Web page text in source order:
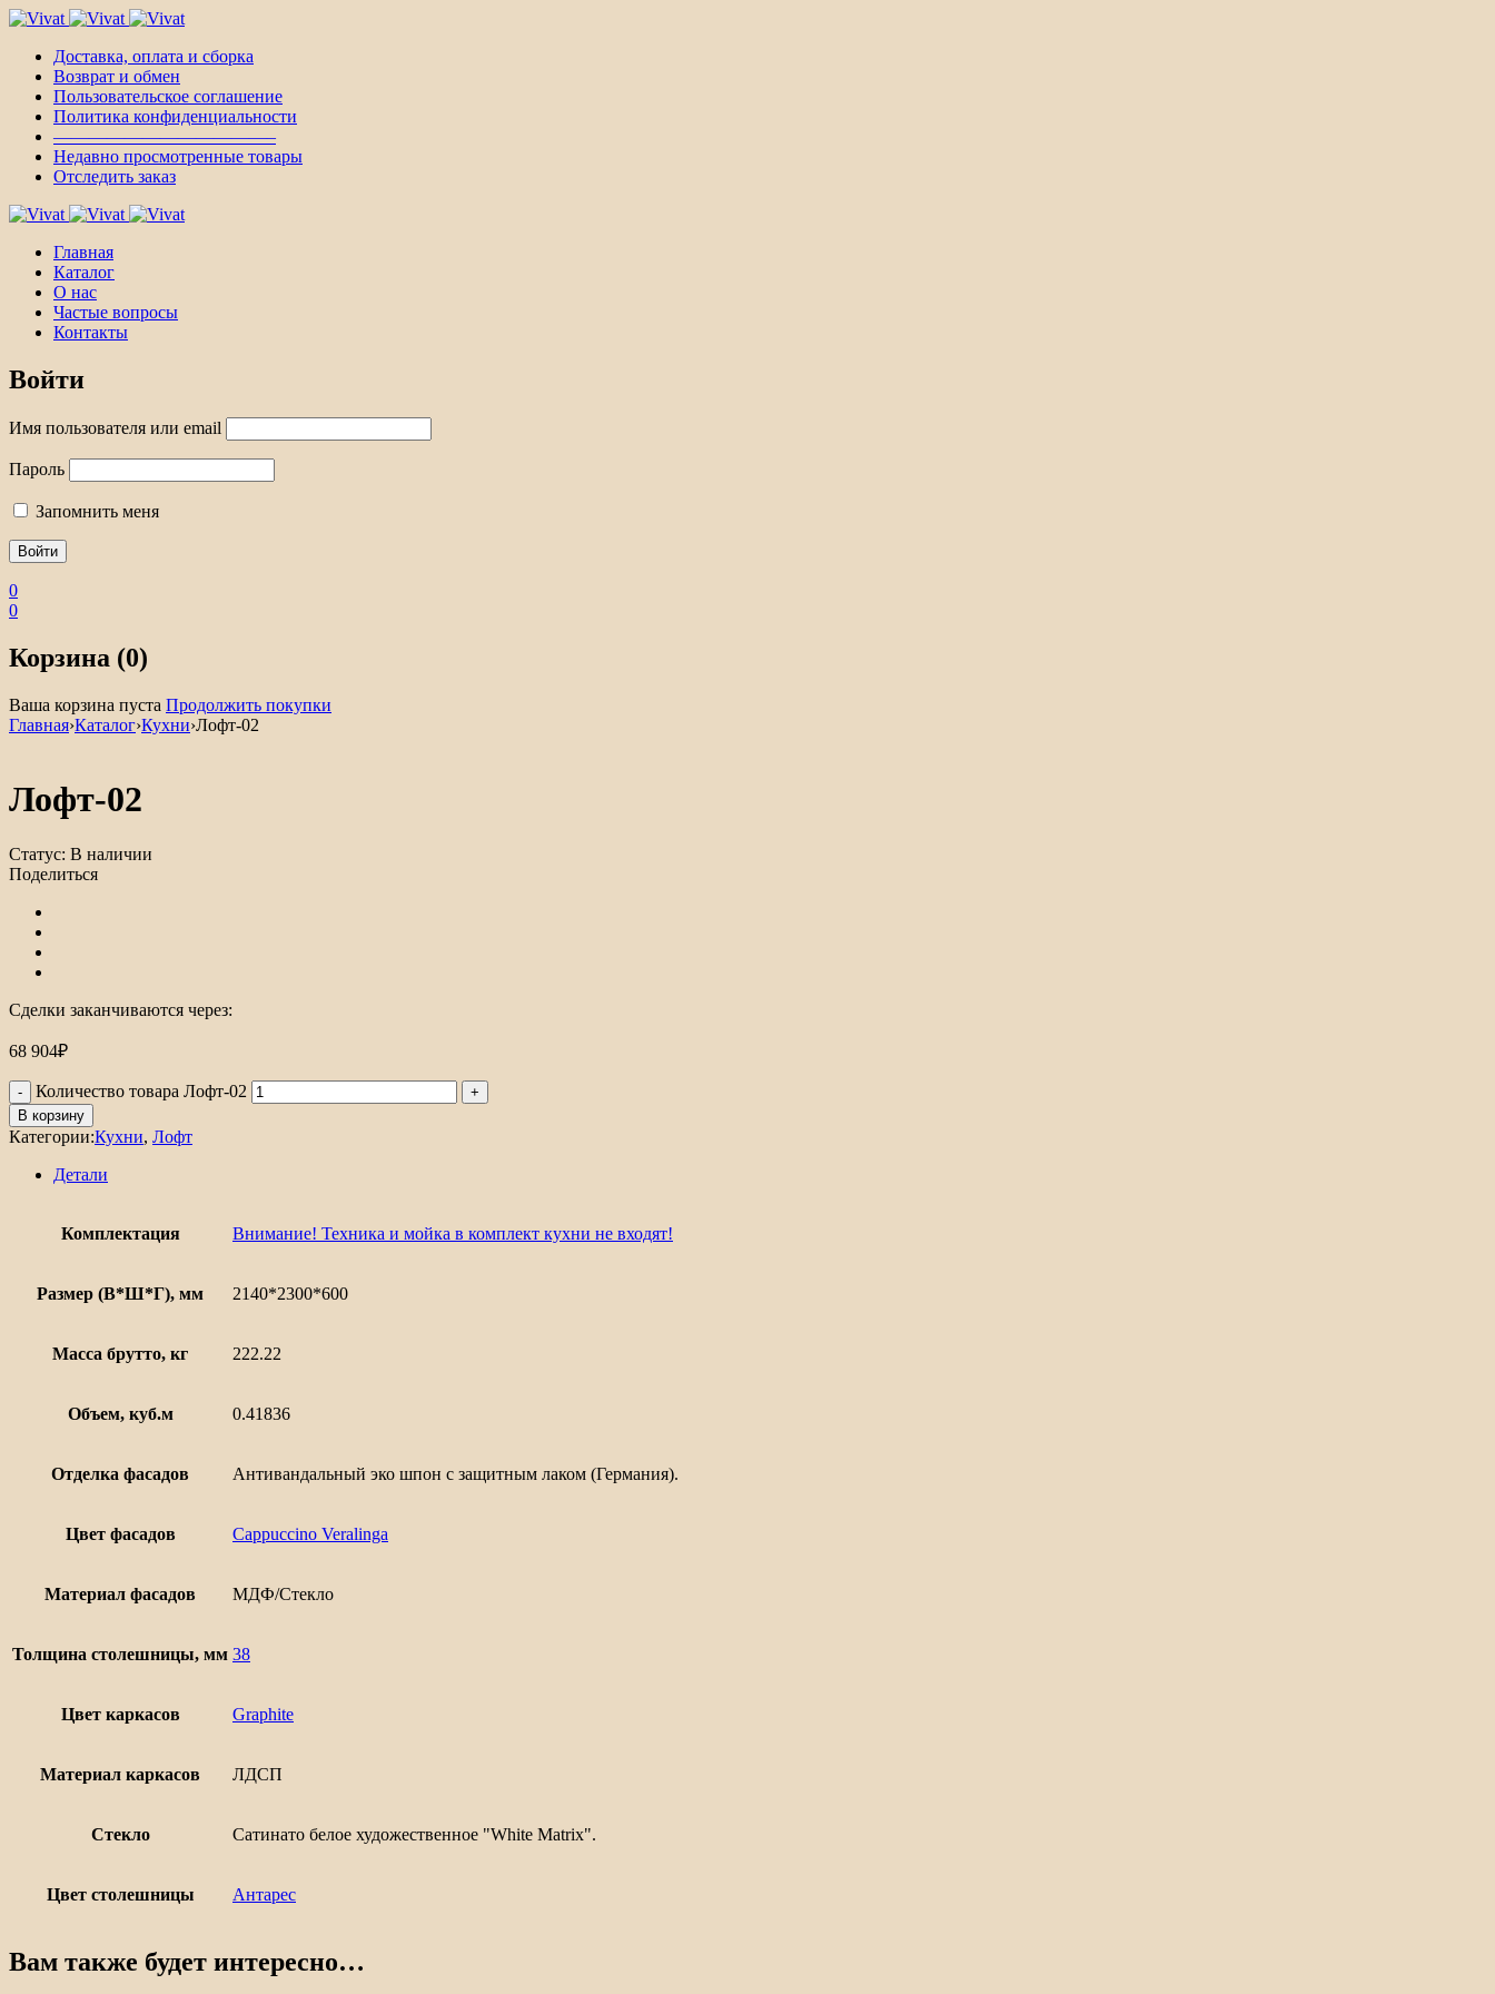
Доставка, оплата и сборка
Возврат и обмен
Пользовательское соглашение
Политика конфиденциальности
————————————–
Недавно просмотренные товары
Отследить заказ
Главная
Каталог
О нас
Частые вопросы
Контакты
Войти
Имя пользователя или email
Пароль
Запомнить меня
0
0
Корзина (0)
Ваша корзина пуста Продолжить покупки
Главная›Каталог›Кухни›Лофт-02
Лофт-02
Статус: В наличии
Поделиться
Сделки заканчиваются через:
68 904₽
Количество товара Лофт-02
В корзину
Категории:Кухни, Лофт
Детали
Комплектация Внимание! Техника и мойка в комплект кухни не входят!
Размер (В*Ш*Г), мм 2140*2300*600
Масса брутто, кг 222.22
Объем, куб.м 0.41836
Отделка фасадов Антивандальный эко шпон с защитным лаком (Германия).
Цвет фасадов Cappuccino Veralinga
Материал фасадов МДФ/Стекло
Толщина столешницы, мм 38
Цвет каркасов Graphite
Материал каркасов ЛДСП
Стекло Сатинато белое художественное "White Matrix".
Цвет столешницы Антарес
Вам также будет интересно…